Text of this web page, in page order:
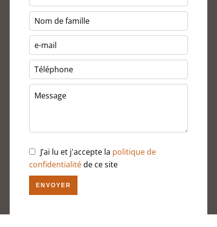
J’ai lu et j'accepte la politique de
confidentialitéde ce site
ENVOYER